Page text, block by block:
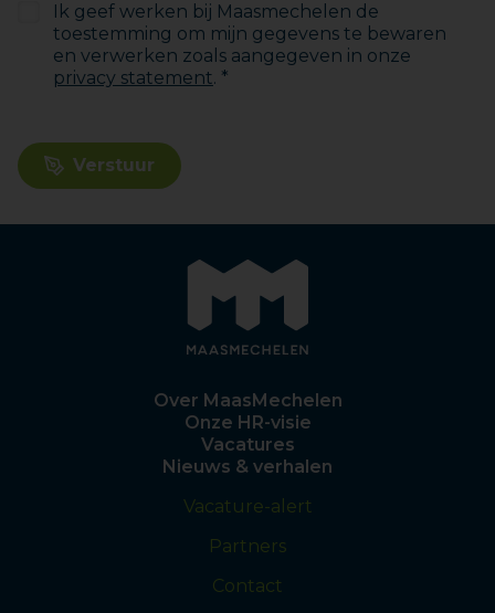
Ik geef werken bij Maasmechelen de
toestemming om mijn gegevens te bewaren
en verwerken zoals aangegeven in onze
privacy statement. *
Verstuur
Over MaasMechelen
Onze HR-visie
Vacatures
Nieuws & verhalen
Vacature-alert
Partners
Contact